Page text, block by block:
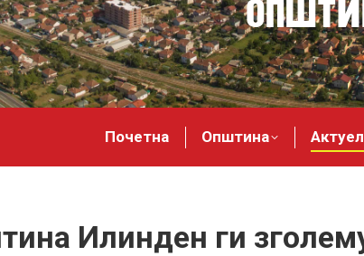
Почетна Општина
Илинден ги